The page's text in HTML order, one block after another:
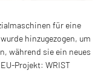
für eine
hinzugezogen, um
während sie ein neues
Projekt: WRIST